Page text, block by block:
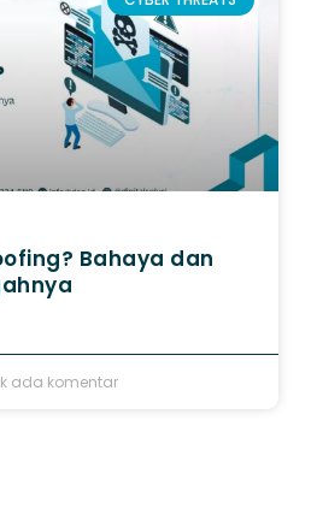
Bahaya dan
ada komentar